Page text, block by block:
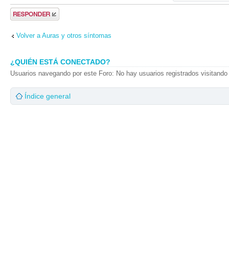
Publicar una
respuesta
Volver a Auras y otros síntomas
¿QUIÉN ESTÁ CONECTADO?
Usuarios navegando por este Foro: No hay usuarios registrados
Índice general